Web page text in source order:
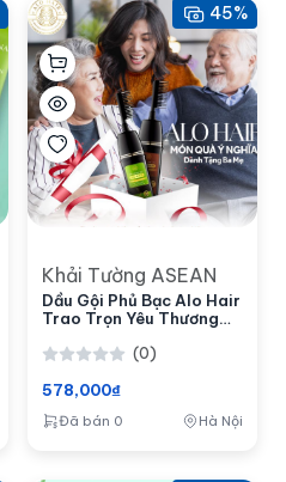
45%
Khải Tường ASEAN
Dầu Gội Phủ Bạc Alo Hair
Trao Trọn Yêu Thương
(0)
578,000₫
Đã bán 0 Hà Nội